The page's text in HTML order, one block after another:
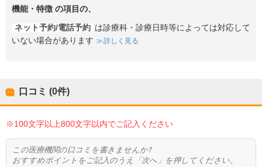
機能・特徴 の項目の、
ネット予約/電話予約 は診療科・診療日時等によっては対応して
いない場合があります
詳しく見る
口コミ (0件)
※100文字以上800文字以内でご記入ください